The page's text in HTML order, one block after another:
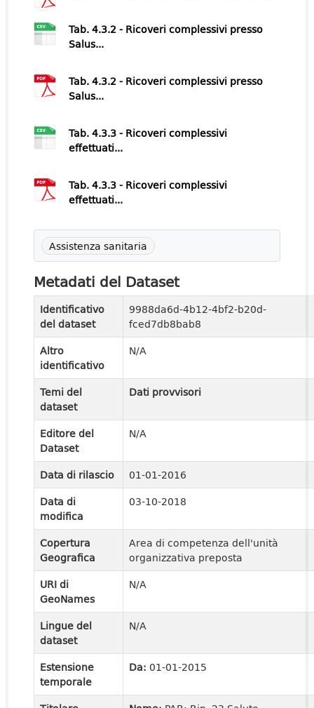
Tab. 4.3.2 - Ricoveri complessivi presso
Salus...
Tab. 4.3.2 - Ricoveri complessivi presso
Salus...
Tab. 4.3.3 - Ricoveri complessivi
effettuati...
Tab. 4.3.3 - Ricoveri complessivi
effettuati...
Assistenza sanitaria
Metadati del Dataset
Identificativo
del dataset
9988da6d-4b12-4bf2-b20d-
fced7db8bab8
Altro
identificativo
N/A
Temi del
dataset
Dati provvisori
Editore del
Dataset
N/A
Data di rilascio
01-01-2016
Data di
modifica
03-10-2018
Copertura
Geografica
Area di competenza dell'unità
organizzativa preposta
URI di
GeoNames
N/A
Lingue del
dataset
N/A
Estensione
temporale
Da: 01-01-2015